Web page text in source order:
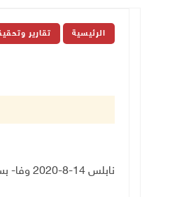
الرئيسية تقارير
نابلس 14-8-2020 وفا- بسام ابو الرب